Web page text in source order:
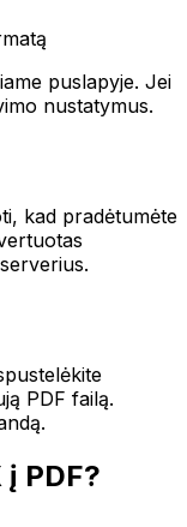
puslapyje. Jei
nustatymus.
kad pradėtumėte
PDF failą.
PDF?